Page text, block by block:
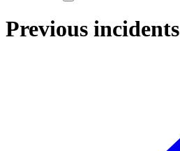
Previous incidents